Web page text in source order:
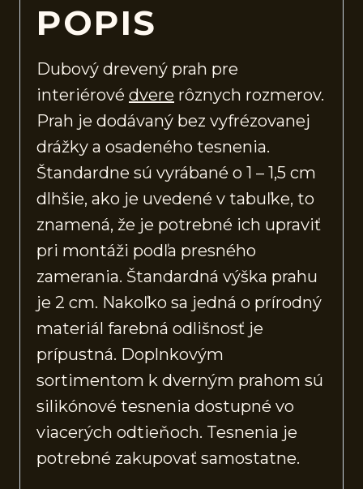
POPIS
Dubový drevený prah pre
interiérové dvere rôznych rozmerov.
Prah je dodávaný bez vyfrézovanej
drážky a osadeného tesnenia.
Štandardne sú vyrábané o 1 – 1,5 cm
dlhšie, ako je uvedené v tabuľke, to
znamená, že je potrebné ich upraviť
pri montáži podľa presného
zamerania. Štandardná výška prahu
je 2 cm. Nakoľko sa jedná o prírodný
materiál farebná odlišnosť je
prípustná. Doplnkovým
sortimentom k dverným prahom sú
silikónové tesnenia dostupné vo
viacerých odtieňoch. Tesnenia je
potrebné zakupovať samostatne.